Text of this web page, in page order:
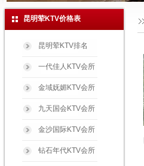
昆明荤KTV价格表
昆明荤KTV排名
一代佳人KTV会所
金域妩媚KTV会所
九天国会KTV会所
金沙国际KTV会所
钻石年代KTV会所